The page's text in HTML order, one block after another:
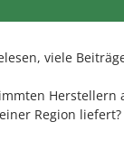
viele
Region